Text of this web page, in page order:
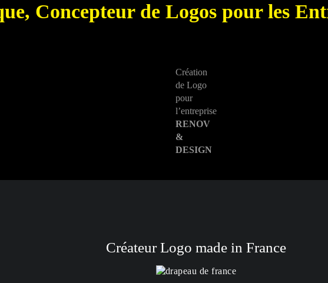
Concepteur de Logos pour les
Création
de Logo
pour
l’entreprise
RENOV
&
DESIGN
Créateur Logo made in France